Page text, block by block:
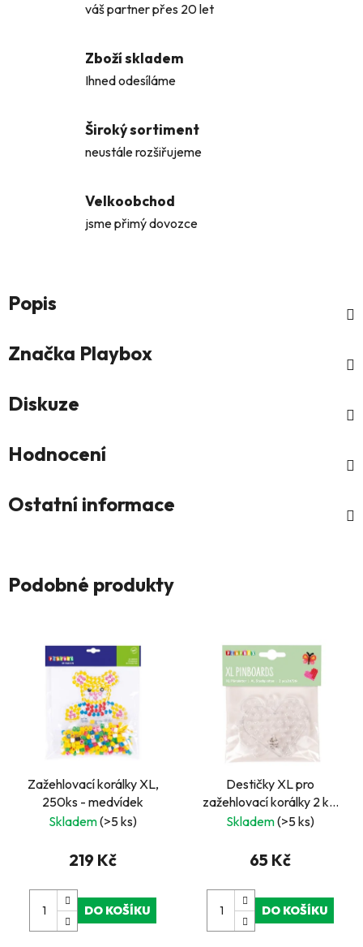
váš partner přes 20 let
Zboží skladem
Ihned odesíláme
Široký sortiment
neustále rozšiřujeme
Velkoobchod
jsme přimý dovozce
Popis
Značka Playbox
Diskuze
Hodnocení
Ostatní informace
Podobné produkty
Zažehlovací korálky XL,
250ks - medvídek
Skladem(>5 ks)
219 Kč
DO KOŠÍKU
Destičky XL pro
zažehlovací korálky 2 ks,
motýl a srdce
Skladem(>5 ks)
65 Kč
DO KOŠÍKU